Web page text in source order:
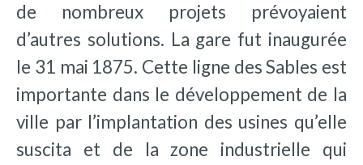
de nombreux projets prévoyaient
d’autres solutions. La gare fut inaugurée
le 31 mai 1875. Cette ligne des Sables est
importante dans le développement de la
ville par l’implantation des usines qu’elle
suscita et de la zone industrielle qui